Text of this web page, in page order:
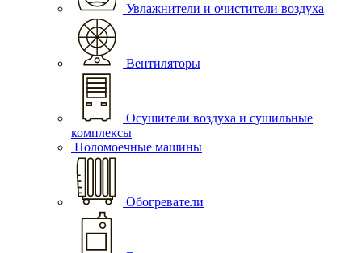
Увлажнители и очистители воздуха
Вентиляторы
Осушители воздуха и сушильные
комплексы
Поломоечные машины
Обогреватели